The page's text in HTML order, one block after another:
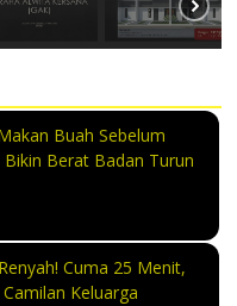
Buah Sebelum
Berat Badan Turun
Cuma 25 Menit,
Keluarga